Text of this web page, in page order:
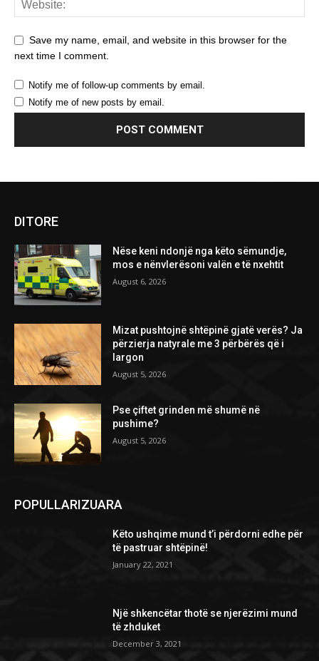
Save my name, email, and website in this browser for the
next time I comment.
Notify me of follow-up comments by email.
Notify me of new posts by email.
DITORE
Nëse keni ndonjë nga këto sëmundje,
mos e nënvlerësoni valën e të nxehtit
August 6, 2026
Mizat pushtojnë shtëpinë gjatë verës? Ja
përzierja natyrale me 3 përbërës që i
largon
August 5, 2026
Pse çiftet grinden më shumë në
pushime?
August 5, 2026
POPULLARIZUARA
Këto ushqime mund t’i përdorni edhe për
të pastruar shtëpinë!
January 22, 2021
Një shkencëtar thotë se njerëzimi mund
të zhduket
December 3, 2021